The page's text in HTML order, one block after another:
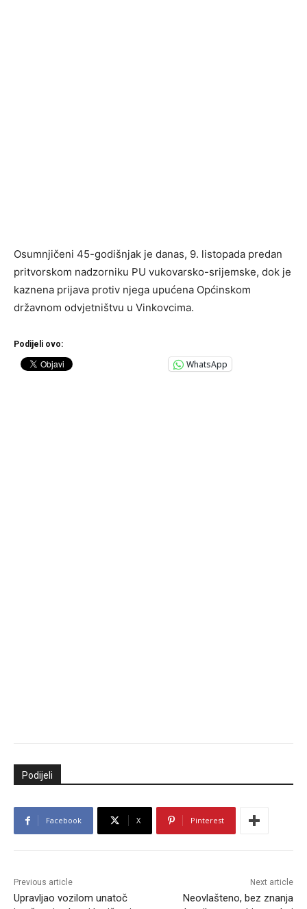
Osumnjičeni 45-godišnjak je danas, 9. listopada predan
pritvorskom nadzorniku PU vukovarsko-srijemske, dok je
kaznena prijava protiv njega upućena Općinskom
državnom odvjetništvu u Vinkovcima.
Podijeli ovo:
WhatsApp
Podijeli
Facebook X Pinterest
Previous article
Upravljao vozilom unatoč
Next article
Neovlašteno, bez znanja